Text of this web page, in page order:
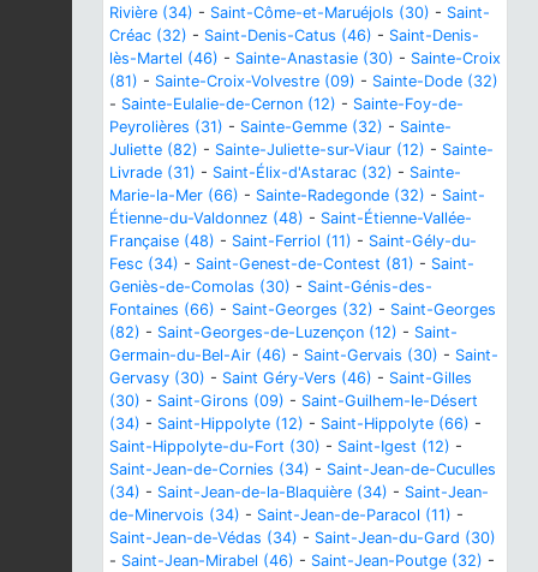
Rivière (34) - Saint-Côme-et-Maruéjols (30) - Saint-
Créac (32) - Saint-Denis-Catus (46) - Saint-Denis-
lès-Martel (46) - Sainte-Anastasie (30) - Sainte-Croix
(81) - Sainte-Croix-Volvestre (09) - Sainte-Dode (32)
- Sainte-Eulalie-de-Cernon (12) - Sainte-Foy-de-
Peyrolières (31) - Sainte-Gemme (32) - Sainte-
Juliette (82) - Sainte-Juliette-sur-Viaur (12) - Sainte-
Livrade (31) - Saint-Élix-d'Astarac (32) - Sainte-
Marie-la-Mer (66) - Sainte-Radegonde (32) - Saint-
Étienne-du-Valdonnez (48) - Saint-Étienne-Vallée-
Française (48) - Saint-Ferriol (11) - Saint-Gély-du-
Fesc (34) - Saint-Genest-de-Contest (81) - Saint-
Geniès-de-Comolas (30) - Saint-Génis-des-
Fontaines (66) - Saint-Georges (32) - Saint-Georges
(82) - Saint-Georges-de-Luzençon (12) - Saint-
Germain-du-Bel-Air (46) - Saint-Gervais (30) - Saint-
Gervasy (30) - Saint Géry-Vers (46) - Saint-Gilles
(30) - Saint-Girons (09) - Saint-Guilhem-le-Désert
(34) - Saint-Hippolyte (12) - Saint-Hippolyte (66) -
Saint-Hippolyte-du-Fort (30) - Saint-Igest (12) -
Saint-Jean-de-Cornies (34) - Saint-Jean-de-Cuculles
(34) - Saint-Jean-de-la-Blaquière (34) - Saint-Jean-
de-Minervois (34) - Saint-Jean-de-Paracol (11) -
Saint-Jean-de-Védas (34) - Saint-Jean-du-Gard (30)
- Saint-Jean-Mirabel (46) - Saint-Jean-Poutge (32) -